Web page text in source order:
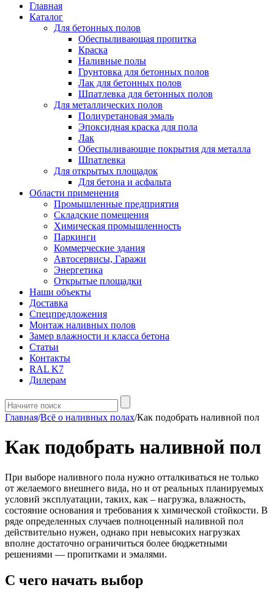
Главная
Каталог
Для бетонных полов
Обеспыливающая пропитка
Краска
Наливные полы
Грунтовка для бетонных полов
Лак для бетонных полов
Шпатлевка для бетонных полов
Для металлических полов
Полиуретановая эмаль
Эпоксидная краска для пола
Лак
Обеспыливающие покрытия для металла
Шпатлевка
Для открытых площадок
Для бетона и асфальта
Области применения
Промышленные предприятия
Складские помещения
Химическая промышленность
Паркинги
Коммерческие здания
Автосервисы, Гаражи
Энергетика
Открытые площадки
Наши объекты
Доставка
Спецпредложения
Монтаж наливных полов
Замер влажности и класса бетона
Статьи
Контакты
RAL K7
Дилерам
Главная/Всё о наливных полах/Как подобрать наливной пол
Как подобрать наливной пол
При выборе наливного пола нужно отталкиваться не только
от желаемого внешнего вида, но и от реальных планируемых
условий эксплуатации, таких, как – нагрузка, влажность,
состояние основания и требования к химической стойкости. В
ряде определенных случаев полноценный наливной пол
действительно нужен, однако при невысоких нагрузках
вполне достаточно ограничиться более бюджетными
решениями — пропитками и эмалями.
С чего начать выбор